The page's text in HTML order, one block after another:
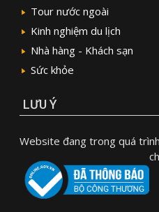
Tour nước ngoài
Kinh nghiệm du lịch
Nhà hàng - Khách sạn
Sức khỏe
LƯU Ý
Website đang trong quá